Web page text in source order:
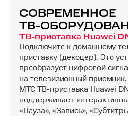
СОВРЕМЕННОЕ
ТВ-
ТВ-приставка Huawei
Подключите к домашнему
приставку (декодер). Это
преобразует цифровой
на телевизионный
МТС ТВ-приставка Huawei
поддерживает
«Пауза», «Запись»,